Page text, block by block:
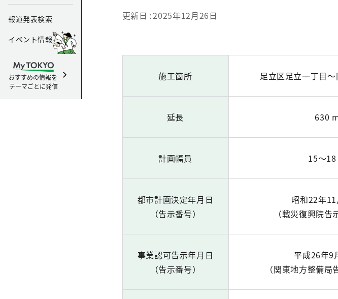
報道発表検索
イベント情報
おすすめの情報を
テーマごとに発信
更新日 2025年12月26日
施工箇所 足立区足立一丁目
延長 630
計画幅員 15～
都市計画決定年月日
（告示番号）
昭和22年
（戦災復興院告
事業認可告示年月日
（告示番号）
平成26年9
（関東地方整備局